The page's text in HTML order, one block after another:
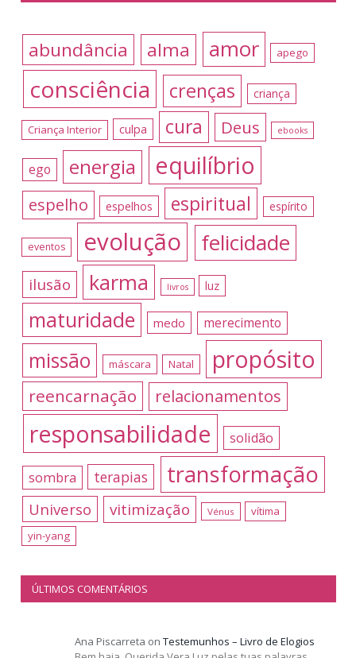
abundância alma amor apego
consciência crenças criança
Criança Interior culpa cura Deus ebooks
ego energia equilíbrio
espelho espelhos espiritual espírito
eventos evolução felicidade
ilusão karma livros luz
maturidade medo merecimento
missão máscara Natal propósito
reencarnação relacionamentos
responsabilidade solidão
sombra terapias transformação
Universo vitimização Vénus
vítima
yin-yang
ÚLTIMOS COMENTÁRIOS
Ana Piscarreta on Testemunhos – Livro de Elogios